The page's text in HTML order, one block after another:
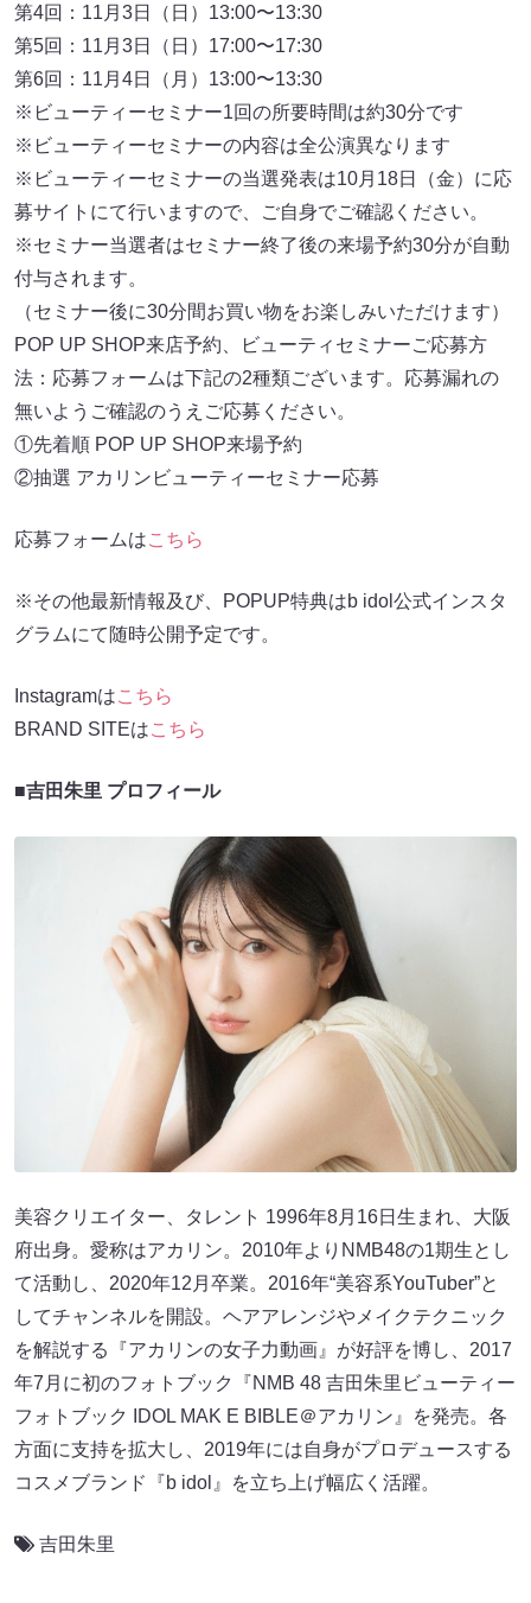
第4回：11月3日（日）13:00〜13:30
第5回：11月3日（日）17:00〜17:30
第6回：11月4日（月）13:00〜13:30
※ビューティーセミナー1回の所要時間は約30分です
※ビューティーセミナーの内容は全公演異なります
※ビューティーセミナーの当選発表は10月18日（金）に応
募サイトにて行いますので、ご自身でご確認ください。
※セミナー当選者はセミナー終了後の来場予約30分が自動
付与されます。
（セミナー後に30分間お買い物をお楽しみいただけます）
POP UP SHOP来店予約、ビューティセミナーご応募方
法：応募フォームは下記の2種類ございます。応募漏れの
無いようご確認のうえご応募ください。
①先着順 POP UP SHOP来場予約
②抽選 アカリンビューティーセミナー応募
応募フォームはこちら
※その他最新情報及び、POPUP特典はb idol公式インスタ
グラムにて随時公開予定です。
Instagramはこちら
BRAND SITEはこちら
■吉田朱里 プロフィール
美容クリエイター、タレント 1996年8月16日生まれ、大阪
府出身。愛称はアカリン。2010年よりNMB48の1期生とし
て活動し、2020年12月卒業。2016年“美容系YouTuber”と
してチャンネルを開設。ヘアアレンジやメイクテクニック
を解説する『アカリンの女子力動画』が好評を博し、2017
年7月に初のフォトブック『NMB 48 吉田朱里ビューティー
フォトブック IDOL MAK E BIBLE＠アカリン』を発売。各
方面に支持を拡大し、2019年には自身がプロデュースする
コスメブランド『b idol』を立ち上げ幅広く活躍。
吉田朱里